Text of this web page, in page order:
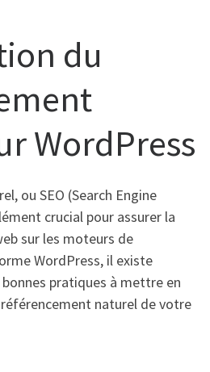
du
WordPress
ou SEO (Search Engine
crucial pour assurer la
sur les moteurs de
WordPress, il existe
pratiques à mettre en
naturel de votre